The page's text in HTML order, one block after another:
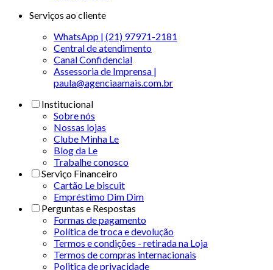
Serviços ao cliente
WhatsApp | (21) 97971-2181
Central de atendimento
Canal Confidencial
Assessoria de Imprensa |
paula@agenciaamais.com.br
Institucional
Sobre nós
Nossas lojas
Clube Minha Le
Blog da Le
Trabalhe conosco
Serviço Financeiro
Cartão Le biscuit
Empréstimo Dim Dim
Perguntas e Respostas
Formas de pagamento
Política de troca e devolução
Termos e condições - retirada na Loja
Termos de compras internacionais
Politica de privacidade